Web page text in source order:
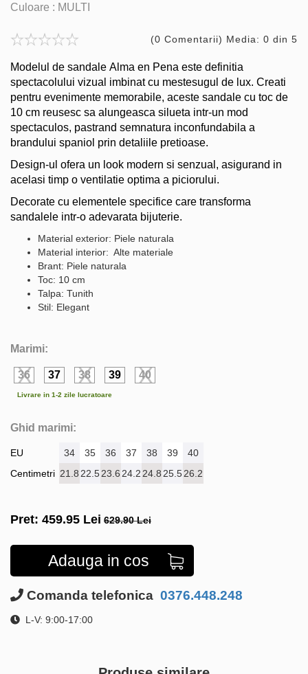
Culoare : MULTI
(0 Comentarii) Media: 0 din 5
Modelul de sandale Alma en Pena este definitia
spectacolului vizual imbinat cu mestesugul de lux. Creati
pentru evenimente memorabile, aceste sandale cu toc de
10 cm reusesc sa alungeasca silueta intr-un mod
spectaculos, pastrand semnatura inconfundabila a
brandului spaniol prin detaliile pretioase.
Design-ul ofera un look modern si senzual, asigurand in
acelasi timp o ventilatie optima a piciorului.
Decorate cu elementele specifice care transforma
sandalele intr-o adevarata bijuterie.
Material exterior: Piele naturala
Material interior: Alte materiale
Brant: Piele naturala
Toc: 10 cm
Talpa: Tunith
Stil: Elegant
Marimi:
36 37 38 39 40
Livrare in 1-2 zile lucratoare
Ghid marimi:
EU
Centimetri
34 35 36 37 38 39
40
21.8 22.523.6 24.2 24.8 25.526.2
Pret: 459.95 Lei 629.90 Lei
Adauga in cos
Comanda telefonica 0376.448.248
L-V: 9:00-17:00